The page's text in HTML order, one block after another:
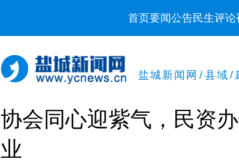
首页要闻公告民生评论
盐城新闻网 / 县域 /
协会同心迎紫气，民资
业